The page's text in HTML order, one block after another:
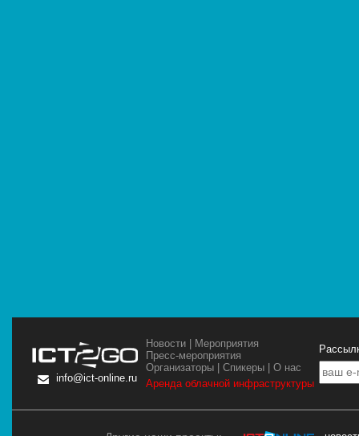
info@ict-online.ru
Новости | Мероприятия
Пресс-мероприятия
Организаторы |Спикеры |О нас
Аренда облачной инфраструктуры